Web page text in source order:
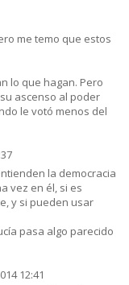
me temo que estos
lo que hagan. Pero
ascenso al poder
le votó menos del
la democracia
vez en él, si es
y si pueden usar
pasa algo parecido
12:41